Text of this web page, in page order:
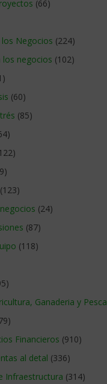
(66)
Negocios (224)
los negocios (102)
(60)
(85)
(123)
(24)
(87)
(118)
Ganaderia y Pesca
Financieros (910)
al detal (336)
Infraestructura (314)